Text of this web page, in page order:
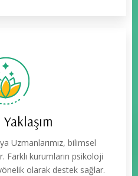
Uzmanlarımız, bilimsel
Farklı kurumların psikoloji
olarak destek sağlar.